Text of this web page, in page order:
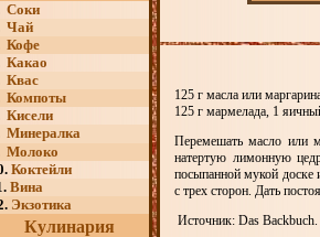
Соки
Чай
Кофе
Какао
Квас
Компоты
Кисели
Минералка
Молоко
Коктейли
Вина
Экзотика
Кулинария
125 г масла или
125 г мармелада, 1
Перемешать масло или
натертую лимонную
посыпанной мукой доске
с трех сторон. Дать
Источник: Das